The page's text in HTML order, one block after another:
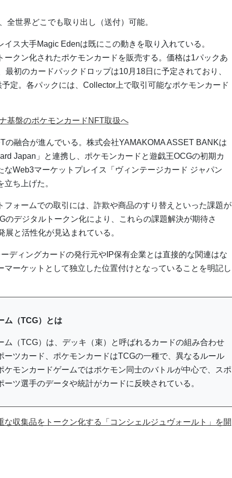
全世界どこでも取り出し（送付）可能。
ス大手Magic Edenは既にこの動きを取り入れている。
ークン化されたポケモンカードを販売する。価格は1パックあ
最初のカードパックドロップは10月18日に予定されており、
定。各パックには、Collector上で取引可能なポケモンカード
基盤のポケモンカードNFT取扱へ
の融合が進んでいる。株式会社YAMAKOMA ASSET BANKは
Japan」と連携し、ポケモンカードと遊戯王OCGの初期カ
なWeb3マーケットプレイス「ヴィンテージカード ジャパン
ち上げた。
フォームでの取引には、詐欺や商品のすり替えといった課題が
のデジタルトークン化により、これらの課題解決が期待さ
展と活性化が見込まれている。
ディングカードの発行元やIP保有企業とは直接的な関連はな
マーケットとして独立した位置付けとなっていることを明記し
ム（TCG）とは
ム（TCG）は、デッキ（束）と呼ばれるカードの組み合わせ
ーツカード、ポケモンカードはTCGの一種で、異なるルール
ケモンカードゲームではポケモン同士のバトルが中心で、スポ
ツ選手のデータや統計がカードに反映されている。
な収集品をトークン化する「コンシェルジュヴォールト」を開